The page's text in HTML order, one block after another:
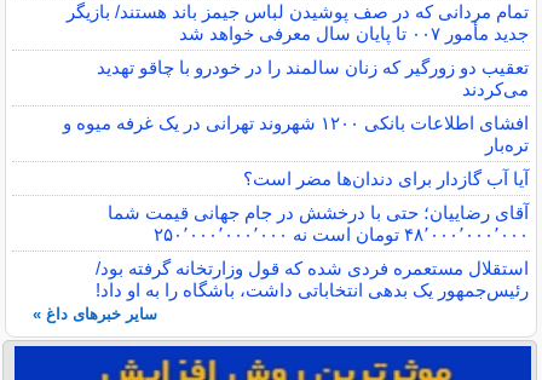
تمام مردانی که در صف پوشیدن لباس جیمز باند هستند/ بازیگر
جدید مأمور ۰۰۷ تا پایان سال معرفی خواهد شد
تعقیب دو زورگیر که زنان سالمند را در خودرو با چاقو تهدید
می‌کردند
افشای اطلاعات بانکی ۱۲۰۰ شهروند تهرانی در یک غرفه میوه و
تره‌بار
آیا آب گازدار برای دندان‌ها مضر است؟
آقای رضاییان؛ حتی با درخشش در جام جهانی قیمت شما
۴۸٬۰۰۰٬۰۰۰٬۰۰۰ تومان است نه ۲۵۰٬۰۰۰٬۰۰۰٬۰۰۰
استقلال مستعمره فردی شده که قول وزارتخانه گرفته بود/
رئیس‌جمهور یک بدهی انتخاباتی داشت، باشگاه را به او داد!
سایر خبرهای داغ »